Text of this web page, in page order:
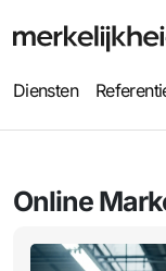
Diensten
Online